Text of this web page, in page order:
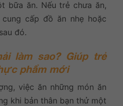
bữa ăn. Nếu trẻ chưa ăn,
cấp đồ ăn nhẹ hoặc
đó.
làm sao? Giúp trẻ
phẩm mới
việc ăn những món ăn
khi bản thân bạn thử một